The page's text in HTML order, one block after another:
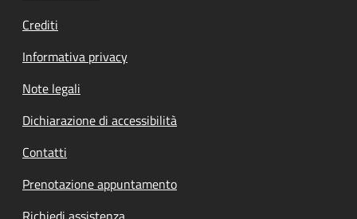
Crediti
Informativa privacy
Note legali
Dichiarazione di accessibilità
Contatti
Prenotazione appuntamento